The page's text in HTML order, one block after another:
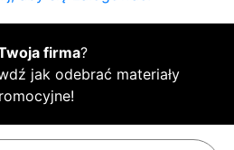
firma?
jak odebrać materiały